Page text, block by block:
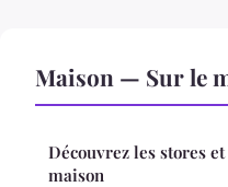
Maison — Sur le
Découvrez les stores
maison